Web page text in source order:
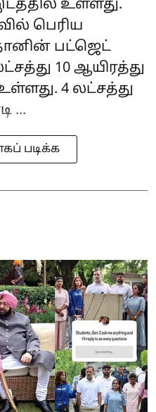
உள்ளது.
பெரிய
பட்ஜெட்
10 ஆயிரத்து
4 லட்சத்து
...
படிக்க